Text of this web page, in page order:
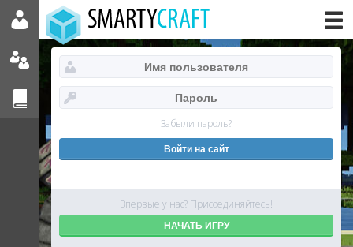
Забыли пароль?
Впервые у нас? Присоединяйтесь!
НАЧАТЬ ИГРУ